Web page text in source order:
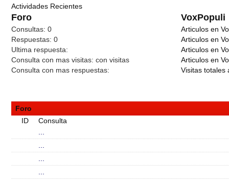
Actividades Recientes
Foro VoxPopuli
Consultas: 0
Respuestas: 0
Ultima respuesta:
Consulta con mas visitas: con visitas
Consulta con mas respuestas:
Articulos en
Articulos en
Articulos en
Articulos en
Visitas totales
Foro
ID
Consulta